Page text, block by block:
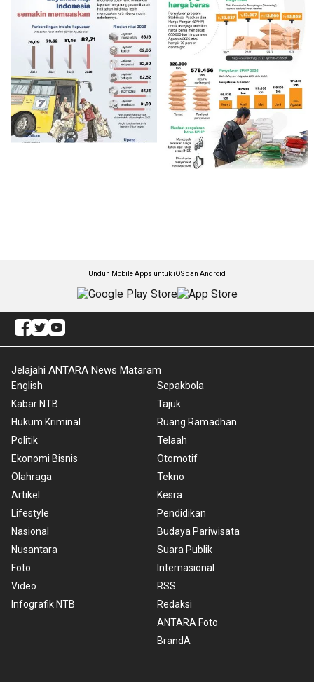
Unduh Mobile Apps untuk iOS dan Android
Jelajahi ANTARA News Mataram
English
Kabar NTB
Hukum Kriminal
Politik
Ekonomi Bisnis
Olahraga
Artikel
Lifestyle
Nasional
Nusantara
Foto
Video
Infografik NTB
Sepakbola
Tajuk
Ruang Ramadhan
Telaah
Otomotif
Tekno
Kesra
Pendidikan
Budaya Pariwisata
Suara Publik
Internasional
RSS
Redaksi
ANTARA Foto
BrandA